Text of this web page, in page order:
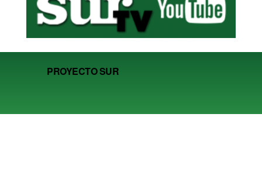
PROYECTO SUR